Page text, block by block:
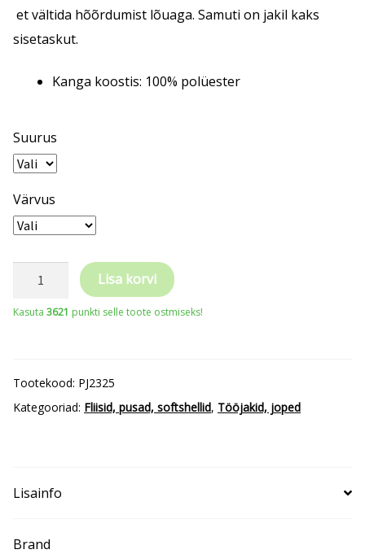
et vältida hõõrdumist lõuaga. Samuti on jakil kaks
sisetaskut.
Kanga koostis: 100% polüester
Suurus
Värvus
PROJOB
Lisa korvi
Kasuta 3621 punkti selle toote ostmiseks!
Tootekood: PJ2325
Kategooriad: Fliisid, pusad, softshellid, Tööjakid, joped
Lisainfo
Brand